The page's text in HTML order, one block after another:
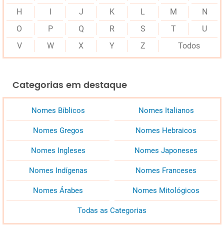
H
I J K L M
N
O
P Q R S T
U
V
W X Y Z Todos
Categorias em destaque
Nomes Bíblicos Nomes Italianos
Nomes Gregos Nomes Hebraicos
Nomes Ingleses Nomes Japoneses
Nomes Indígenas Nomes Franceses
Nomes Árabes Nomes Mitológicos
Todas as Categorias